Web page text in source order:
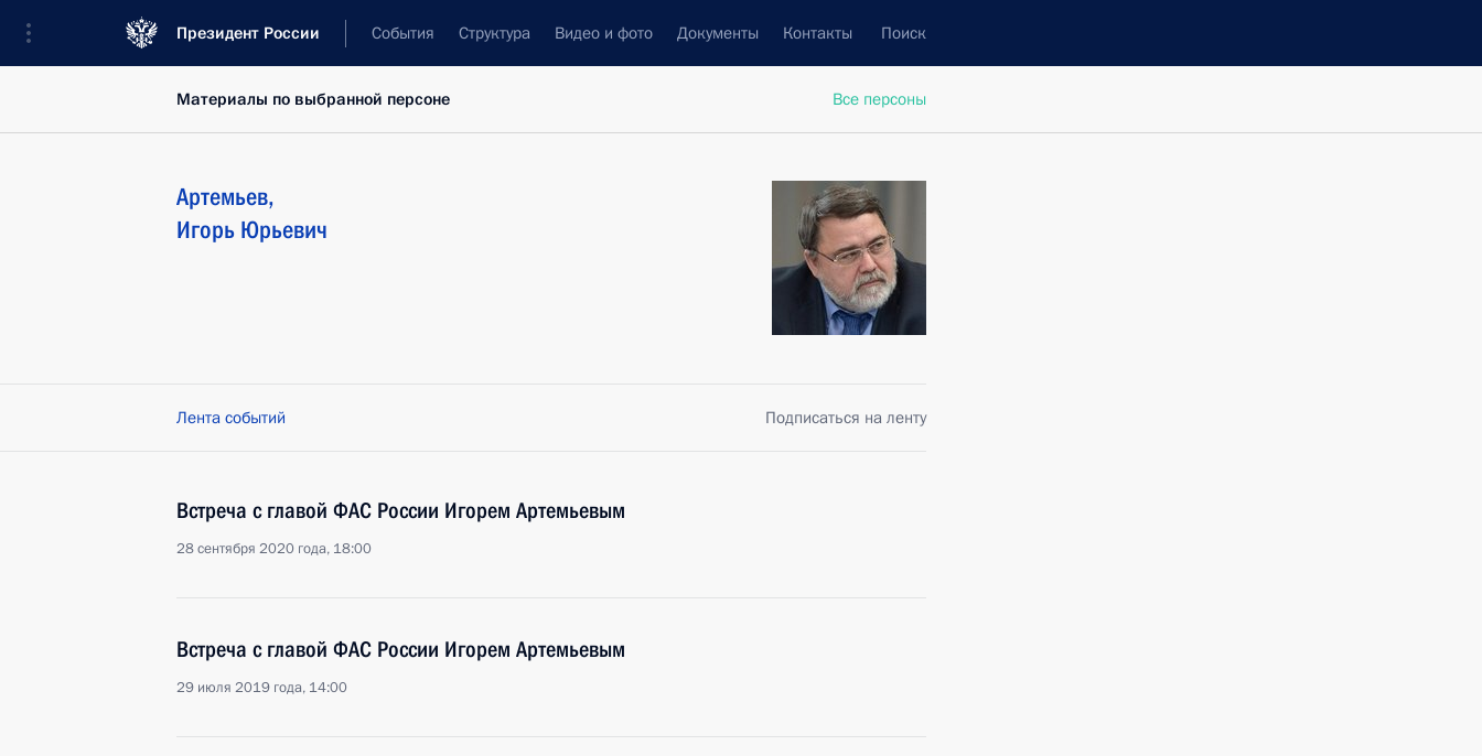
Президент России События Структура Видео и фото Документы Контакты Поиск
Все персоны
Материалы по выбранной персоне
Артемьев,
Игорь Юрьевич
Лента событий Подписаться на ленту
Встреча с главой ФАС России Игорем Артемьевым
28 сентября 2020 года, 18:00
Встреча с главой ФАС России Игорем Артемьевым
29 июля 2019 года, 14:00